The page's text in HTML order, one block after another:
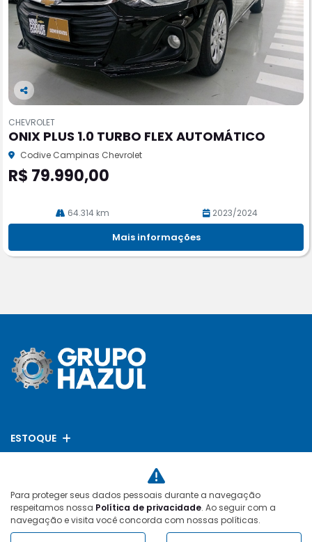
Co
pa
rtil
he
CHEVROLET
ONIX PLUS 1.0 TURBO FLEX AUTOMÁTICO
Codive Campinas Chevrolet
R$ 79.990,00
64.314 km 2023/2024
Mais informações
ESTOQUE
POLÍTICA DE PRIVACIDADE
Para proteger seus dados pessoais durante a navegação
respeitamos nossa Política de privacidade. Ao seguir com a
navegação e visita você concorda com nossas políticas.